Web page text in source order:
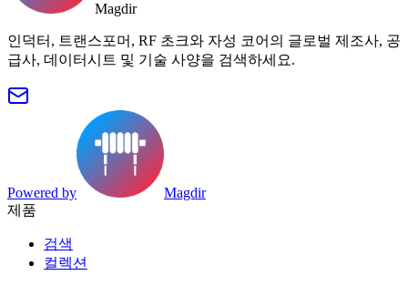
Magdir
인덕터, 트랜스포머, RF 초크와 자성 코어의 글로벌 제조사, 공
급사, 데이터시트 및 기술 사양을 검색하세요.
Powered by
Magdir
제품
검색
컬렉션